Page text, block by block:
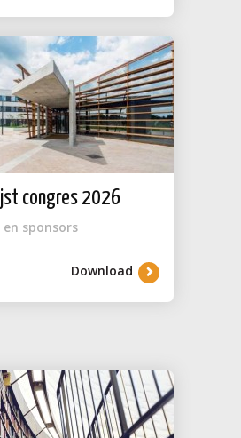
congres 2026
sponsors
Download